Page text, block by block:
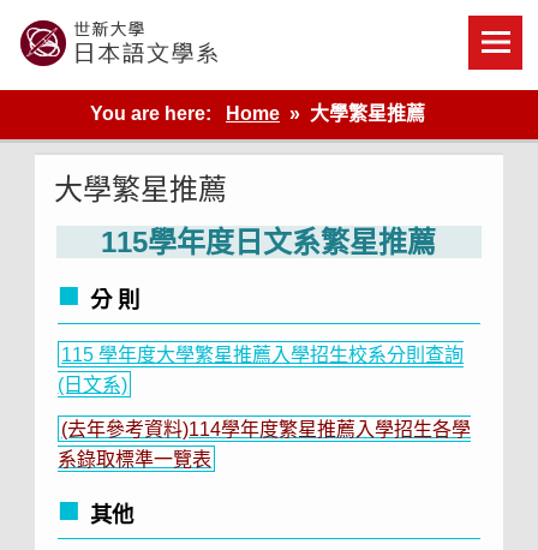
content
世新大學教學單位的網站
You are here:
Home 大學繁星推薦
大學繁星推薦
115學年度日文系繁星推薦
分 則
115 學年度大學繁星推薦入學招生校系分則查詢
(日文系)
(去年參考資料)114學年度繁星推薦入學招生各學
系錄取標準一覽表
其他